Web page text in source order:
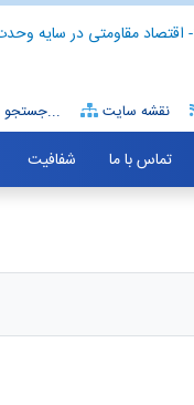
- اقتصاد مقاومتی در سایه
جستجو... نقشه سایت
تماس با ما شفافیت